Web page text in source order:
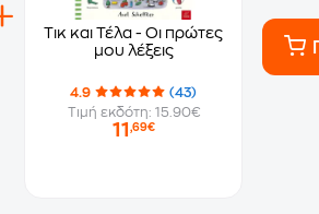
Τικ και Τέλα - Oι πρώτες
μου λέξεις
4.9
(43)
Τιμή εκδότη: 15.90€
11 ,69€